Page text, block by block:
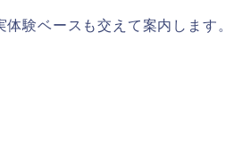
験ベースも交えて案内します。